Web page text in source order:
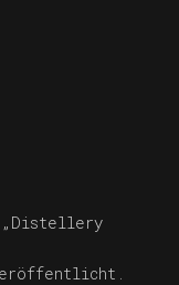
„Distellery